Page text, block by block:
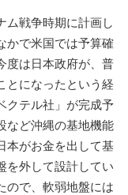
戦争時期に計画し
かで米国では予算確
度は日本政府が、普
とになったという経
クテル社」が完成予
など沖縄の基地機能
本がお金を出して基
を外して設計してい
ので、軟弱地盤には